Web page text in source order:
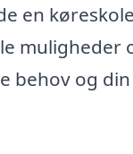
en
muligheder
behov og din